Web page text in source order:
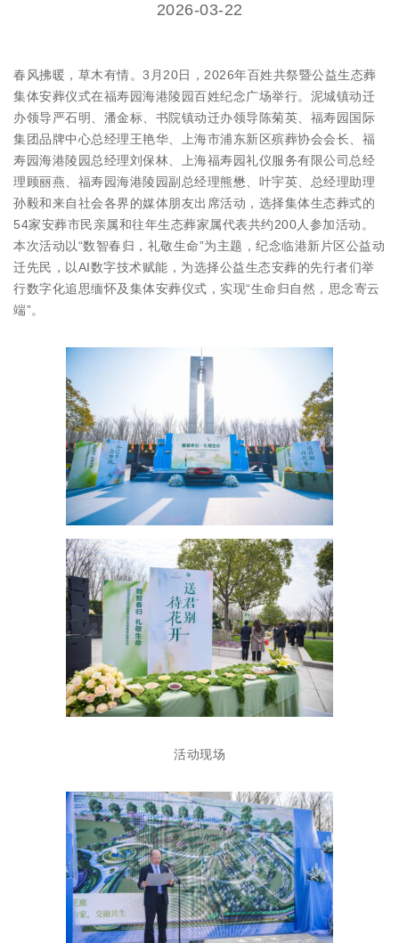
2026-03-22
春风拂暖，草木有情。3月20日，2026年百姓共祭暨公益生态葬
集体安葬仪式在福寿园海港陵园百姓纪念广场举行。泥城镇动迁
办领导严石明、潘金标、书院镇动迁办领导陈菊英、福寿园国际
集团品牌中心总经理王艳华、上海市浦东新区殡葬协会会长、福
寿园海港陵园总经理刘保林、上海福寿园礼仪服务有限公司总经
理顾丽燕、福寿园海港陵园副总经理熊懋、叶宇英、总经理助理
孙毅和来自社会各界的媒体朋友出席活动，选择集体生态葬式的
54家安葬市民亲属和往年生态葬家属代表共约200人参加活动。
本次活动以“数智春归，礼敬生命”为主题，纪念临港新片区公益动
迁先民，以AI数字技术赋能，为选择公益生态安葬的先行者们举
行数字化追思缅怀及集体安葬仪式，实现“生命归自然，思念寄云
端”。
活动现场